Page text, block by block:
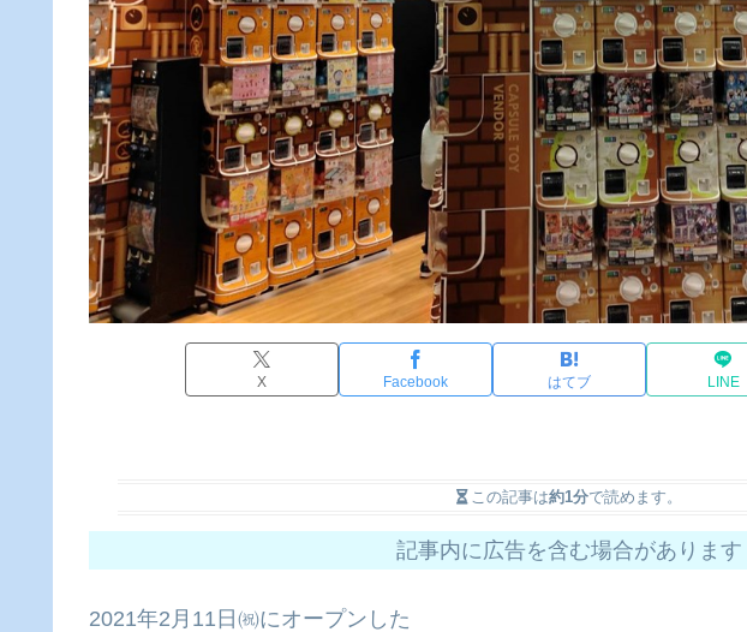
X Facebook はてブ LINE
この記事は約1分で読めます。
記事内に広告を含む場合があります
2021年2月11日㈷にオープンした